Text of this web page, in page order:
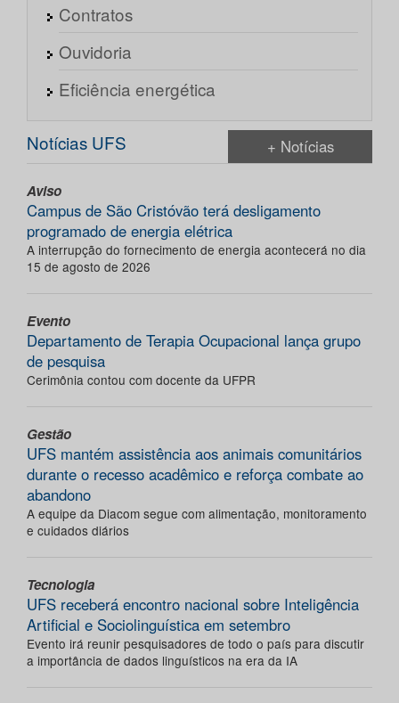
Contratos
Ouvidoria
Eficiência energética
Notícias UFS + Notícias
Aviso
Campus de São Cristóvão terá desligamento
programado de energia elétrica
A interrupção do fornecimento de energia acontecerá no dia
15 de agosto de 2026
Evento
Departamento de Terapia Ocupacional lança grupo
de pesquisa
Cerimônia contou com docente da UFPR
Gestão
UFS mantém assistência aos animais comunitários
durante o recesso acadêmico e reforça combate ao
abandono
A equipe da Diacom segue com alimentação, monitoramento
e cuidados diários
Tecnologia
UFS receberá encontro nacional sobre Inteligência
Artificial e Sociolinguística em setembro
Evento irá reunir pesquisadores de todo o país para discutir
a importância de dados linguísticos na era da IA